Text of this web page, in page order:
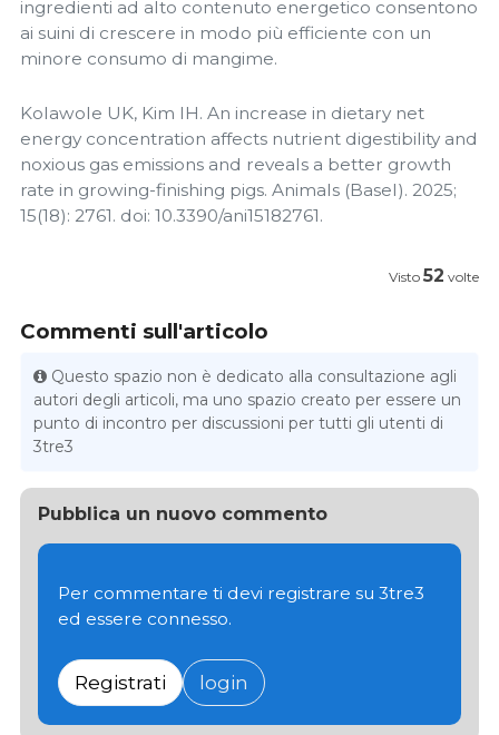
ingredienti ad alto contenuto energetico consentono
ai suini di crescere in modo più efficiente con un
minore consumo di mangime.
Kolawole UK, Kim IH. An increase in dietary net
energy concentration affects nutrient digestibility and
noxious gas emissions and reveals a better growth
rate in growing-finishing pigs. Animals (Basel). 2025;
15(18): 2761. doi: 10.3390/ani15182761.
Visto 52 volte
Commenti sull'articolo
Questo spazio non è dedicato alla consultazione agli
autori degli articoli, ma uno spazio creato per essere un
punto di incontro per discussioni per tutti gli utenti di
3tre3
Pubblica un nuovo commento
Per commentare ti devi registrare su 3tre3
ed essere connesso.
Registrati login